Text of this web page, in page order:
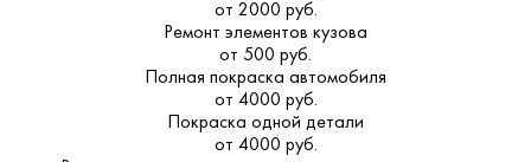
от 2000 руб.
Ремонт элементов кузова
от 500 руб.
Полная покраска автомобиля
от 4000 руб.
Покраска одной детали
от 4000 руб.